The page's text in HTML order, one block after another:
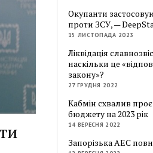
Окупанти
проти ЗСУ, —
15 ЛИСТОПАДА 2023
Ліквідація
наскільки це
закону»?
27 ГРУДНЯ 2022
Кабмін схвалив
бюджету на 2023 рік
14 ВЕРЕСНЯ 2022
Запорізька АЕС